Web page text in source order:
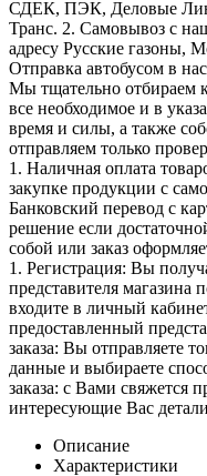
СДЕК, ПЭК, Деловые
Транс. 2. Самовывоз с
адресу Русские газоны,
Отправка автобусом в
Мы тщательно отбираем
все необходимое и в
время и силы, а также
отправляем только
1. Наличная оплата
закупке продукции с
Банковский перевод с
решение если
собой или заказ
1. Регистрация: Вы
представителя магазина
входите в личный
предоставленный
заказа: Вы отправляете
данные и выбираете
заказа: с Вами свяжется
интересующие Вас
Описание
Характеристики